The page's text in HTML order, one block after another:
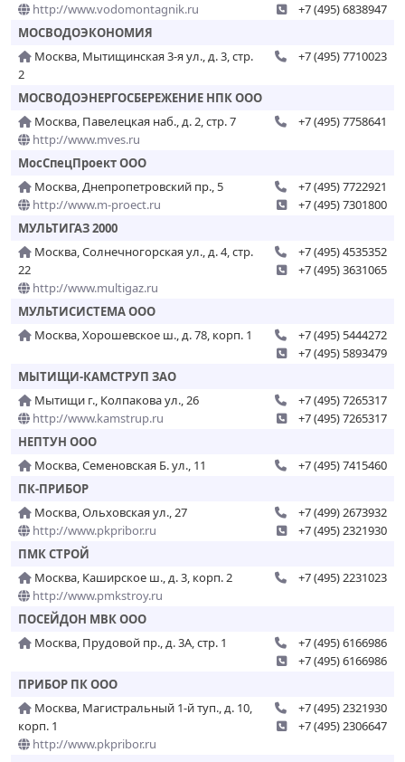
http://www.vodomontagnik.ru
+7 (495) 6838947
МОСВОДОЭКОНОМИЯ
Москва, Мытищинская 3-я ул., д. 3, стр.
2
+7 (495) 7710023
МОСВОДОЭНЕРГОСБЕРЕЖЕНИЕ НПК ООО
Москва, Павелецкая наб., д. 2, стр. 7
http://www.mves.ru
+7 (495) 7758641
МосСпецПроект ООО
Москва, Днепропетровский пр., 5
http://www.m-proect.ru
+7 (495) 7722921
+7 (495) 7301800
МУЛЬТИГАЗ 2000
Москва, Солнечногорская ул., д. 4, стр.
22
http://www.multigaz.ru
+7 (495) 4535352
+7 (495) 3631065
МУЛЬТИСИСТЕМА ООО
Москва, Хорошевское ш., д. 78, корп. 1
+7 (495) 5444272
+7 (495) 5893479
МЫТИЩИ-КАМСТРУП ЗАО
Мытищи г., Колпакова ул., 26
http://www.kamstrup.ru
+7 (495) 7265317
+7 (495) 7265317
НЕПТУН ООО
Москва, Семеновская Б. ул., 11
+7 (495) 7415460
ПК-ПРИБОР
Москва, Ольховская ул., 27
http://www.pkpribor.ru
+7 (499) 2673932
+7 (495) 2321930
ПМК СТРОЙ
Москва, Каширское ш., д. 3, корп. 2
http://www.pmkstroy.ru
+7 (495) 2231023
ПОСЕЙДОН МВК ООО
Москва, Прудовой пр., д. 3А, стр. 1
+7 (495) 6166986
+7 (495) 6166986
ПРИБОР ПК ООО
Москва, Магистральный 1-й туп., д. 10,
корп. 1
http://www.pkpribor.ru
+7 (495) 2321930
+7 (495) 2306647